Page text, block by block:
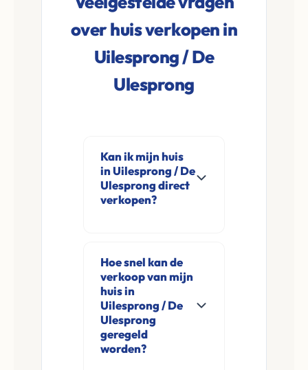
over huis verkopen in
Uilesprong / De
Ulesprong
Kan ik mijn huis
in Uilesprong / De
Ulesprong direct
verkopen?
direct aan in
Uilesprong / De
Ulesprong en
omgeving. U
verkoopt
Hoe snel kan de
verkoop van mijn
huis in
Uilesprong / De
Ulesprong
geregeld
worden?